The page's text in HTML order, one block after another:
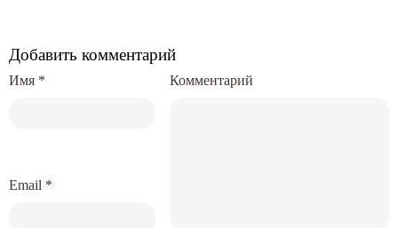
Добавить комментарий
Комментарий
Имя *
Email *